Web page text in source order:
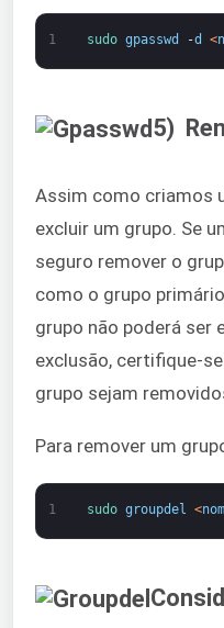
1 sudo gpasswd -d <
5)
Assim como criamos
excluir um grupo. Se
seguro remover o
como o grupo
grupo não poderá ser
exclusão, certifique-
grupo sejam
Para remover um
1 sudo groupdel <